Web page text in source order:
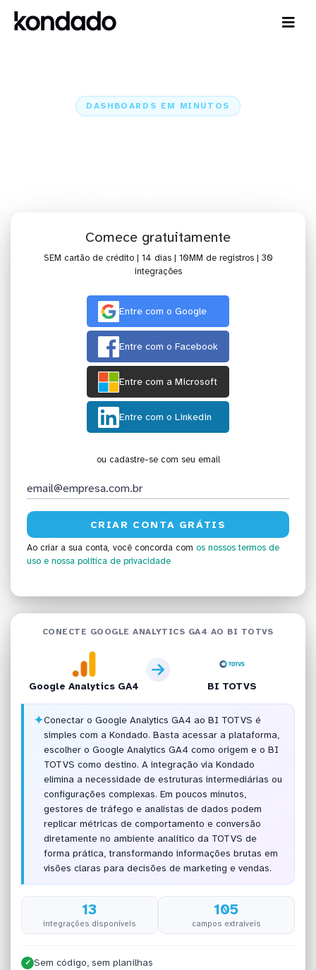
DASHBOARDS EM MINUTOS
Comece gratuitamente
SEM cartão de crédito | 14 dias | 10MM de registros | 30
integrações
Entre com o Google
Entre com o Facebook
Entre com a Microsoft
Entre com o Linkedin
ou cadastre-se com seu email
Ao criar a sua conta, você concorda com os nossos termos de
uso e nossa política de privacidade
CONECTE GOOGLE ANALYTICS GA4 AO BI TOTVS
Google Analytics GA4 BI TOTVS
✦Conectar o Google Analytics GA4 ao BI TOTVS é
simples com a Kondado. Basta acessar a plataforma,
escolher o Google Analytics GA4 como origem e o BI
TOTVS como destino. A integração via Kondado
elimina a necessidade de estruturas intermediárias ou
configurações complexas. Em poucos minutos,
gestores de tráfego e analistas de dados podem
replicar métricas de comportamento e conversão
diretamente no ambiente analítico da TOTVS de
forma prática, transformando informações brutas em
visões claras para decisões de marketing e vendas.
13
integrações disponíveis
105
campos extraíveis
✓ Sem código, sem planilhas